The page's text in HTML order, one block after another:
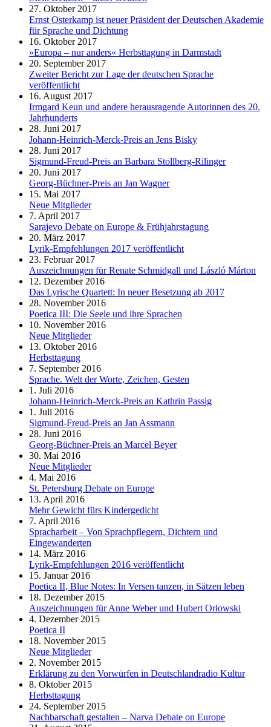
27. Oktober 2017
Ernst Osterkamp ist neuer Präsident der Deutschen Akademie
für Sprache und Dichtung
16. Oktober 2017
»Europa – nur anders« Herbsttagung in Darmstadt
20. September 2017
Zweiter Bericht zur Lage der deutschen Sprache
veröffentlicht
16. August 2017
Irmgard Keun und andere herausragende Autorinnen des 20.
Jahrhunderts
28. Juni 2017
Johann-Heinrich-Merck-Preis an Jens Bisky
28. Juni 2017
Sigmund-Freud-Preis an Barbara Stollberg-Rilinger
20. Juni 2017
Georg-Büchner-Preis an Jan Wagner
15. Mai 2017
Neue Mitglieder
7. April 2017
Sarajevo Debate on Europe & Frühjahrstagung
20. März 2017
Lyrik-Empfehlungen 2017 veröffentlicht
23. Februar 2017
Auszeichnungen für Renate Schmidgall und László Márton
12. Dezember 2016
Das Lyrische Quartett: In neuer Besetzung ab 2017
28. November 2016
Poetica III: Die Seele und ihre Sprachen
10. November 2016
Neue Mitglieder
13. Oktober 2016
Herbsttagung
7. September 2016
Sprache. Welt der Worte, Zeichen, Gesten
1. Juli 2016
Johann-Heinrich-Merck-Preis an Kathrin Passig
1. Juli 2016
Sigmund-Freud-Preis an Jan Assmann
28. Juni 2016
Georg-Büchner-Preis an Marcel Beyer
30. Mai 2016
Neue Mitglieder
4. Mai 2016
St. Petersburg Debate on Europe
13. April 2016
Mehr Gewicht fürs Kindergedicht
7. April 2016
Spracharbeit – Von Sprachpflegern, Dichtern und
Eingewanderten
14. März 2016
Lyrik-Empfehlungen 2016 veröffentlicht
15. Januar 2016
Poetica II, Blue Notes: In Versen tanzen, in Sätzen leben
18. Dezember 2015
Auszeichnungen für Anne Weber und Hubert Orłowski
4. Dezember 2015
Poetica II
18. November 2015
Neue Mitglieder
2. November 2015
Erklärung zu den Vorwürfen in Deutschlandradio Kultur
8. Oktober 2015
Herbsttagung
24. September 2015
Nachbarschaft gestalten – Narva Debate on Europe